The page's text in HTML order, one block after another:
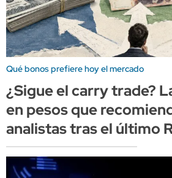
Qué bonos prefiere hoy el mercado
¿Sigue el carry trade?
en pesos que
analistas tras el último